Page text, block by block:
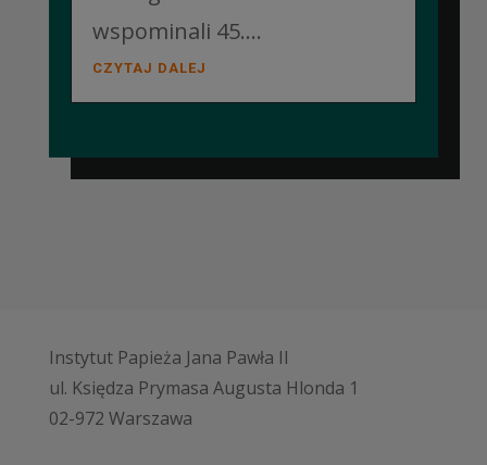
wspominali 45....
CZYTAJ DALEJ
Instytut Papieża Jana Pawła II
ul. Księdza Prymasa Augusta Hlonda 1
02-972 Warszawa